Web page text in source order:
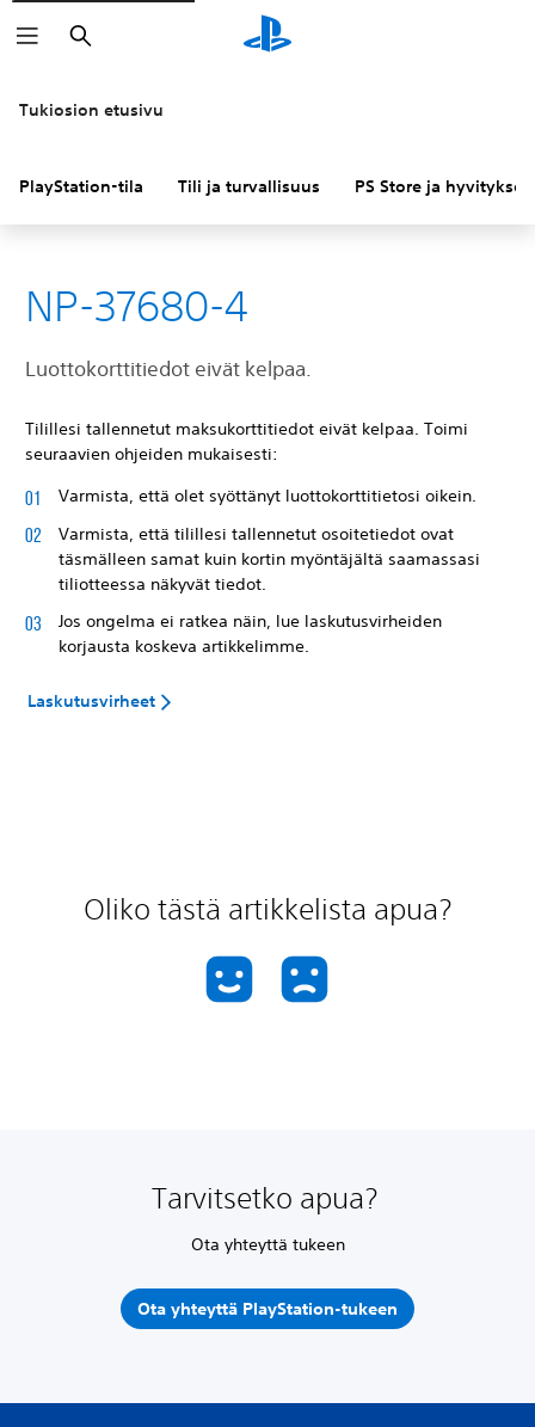
Haku
Tukiosion etusivu
PlayStation-tila Tili ja turvallisuus PS Store ja hyvitykset
NP-37680-4
Luottokorttitiedot eivät kelpaa.
Tilillesi tallennetut maksukorttitiedot eivät kelpaa. Toimi
seuraavien ohjeiden mukaisesti:
Varmista, että olet syöttänyt luottokorttitietosi oikein.
Varmista, että tilillesi tallennetut osoitetiedot ovat
täsmälleen samat kuin kortin myöntäjältä saamassasi
tiliotteessa näkyvät tiedot.
Jos ongelma ei ratkea näin, lue laskutusvirheiden
korjausta koskeva artikkelimme.
Laskutusvirheet
Oliko tästä artikkelista apua?
Tarvitsetko apua?
Ota yhteyttä tukeen
Ota yhteyttä PlayStation-tukeen